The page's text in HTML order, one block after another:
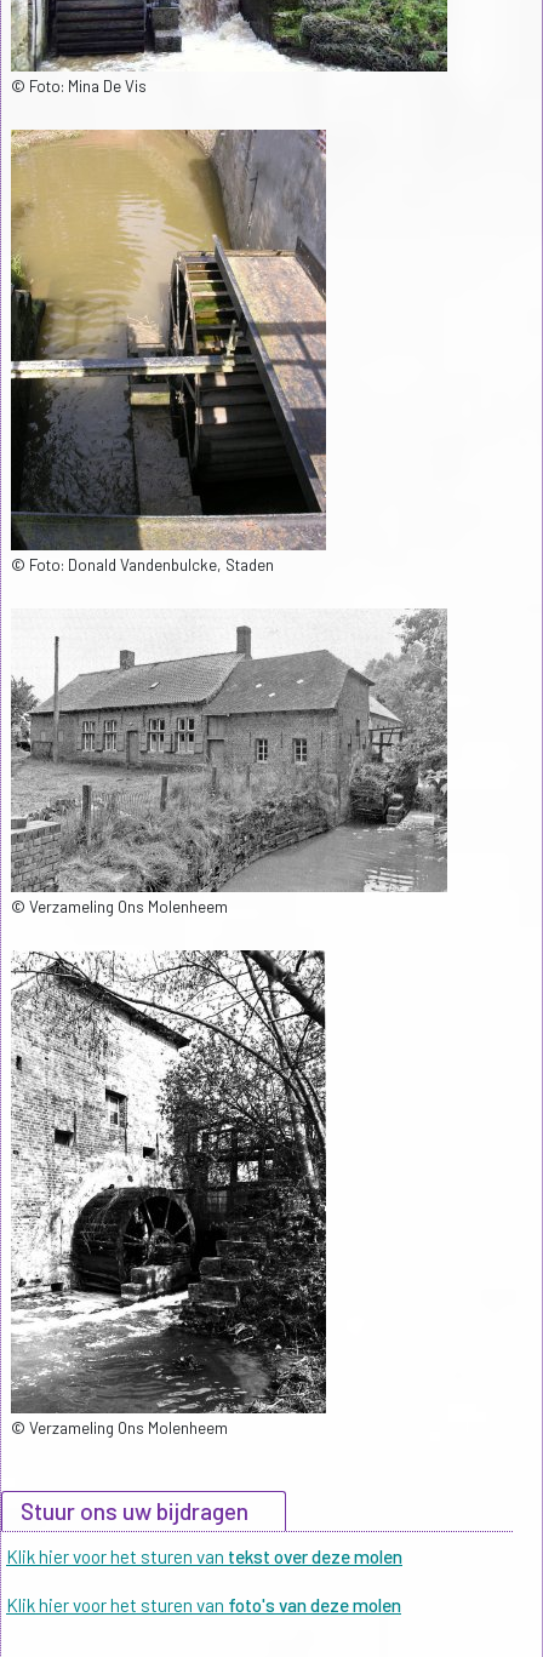
© Foto: Mina De Vis
© Foto: Donald Vandenbulcke, Staden
© Verzameling Ons Molenheem
© Verzameling Ons Molenheem
Stuur ons uw bijdragen
Klik hier voor het sturen van tekst over deze molen
Klik hier voor het sturen van foto's van deze molen